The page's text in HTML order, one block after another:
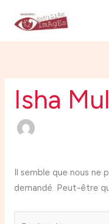
Isha
Il semble que nous ne
demandé. Peut-être